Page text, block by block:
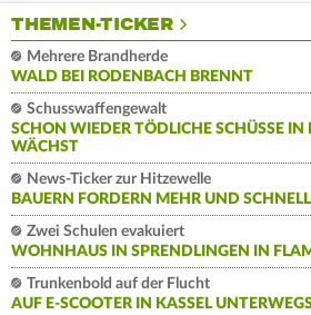
THEMEN-TICKER
Mehrere Brandherde
WALD BEI RODENBACH BRENNT
Schusswaffengewalt
SCHON WIEDER TÖDLICHE SCHÜSSE IN
WÄCHST
News-Ticker zur Hitzewelle
BAUERN FORDERN MEHR UND
Zwei Schulen evakuiert
WOHNHAUS IN SPRENDLINGEN IN
Trunkenbold auf der Flucht
AUF E-SCOOTER IN KASSEL